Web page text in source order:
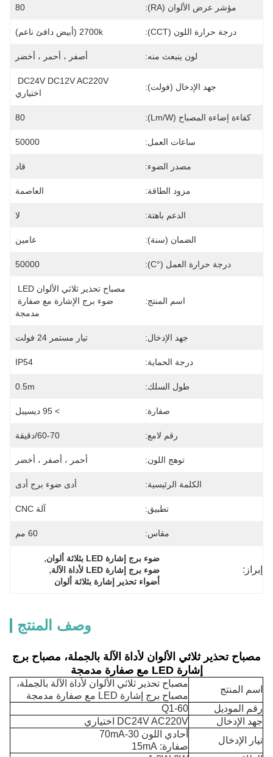
مؤشر عرض الألوان (RA): 80
درجة حرارة اللون (CCT): 2700k (أبيض دافئ ناعم)
لون ينبعث منه: أصفر ، أحمر ، أخضر
جهد الإدخال (فولت):
اختياري
كفاءة إضاءة المصباح (lm/w): 80
ساعات العمل: 50000
مصدر الضوء: قاد
مزود الطاقة: العاصمة
الدعم باهتة: لا
الضمان (سنة): عامين
درجة حرارة العمل (°C): 50000
اسم المنتج:
مدمجة
جهد الإدخال: تيار مستمر 24 فولت
درجة الحماية: IP54
طول السلك: 0.5m
صفارة: > 95 ديسيبل
رقم لامع: 60-70/دقيقة
توهج اللون: أحمر ، أصفر ، أخضر
الكلمة الرئيسية: أدى ضوء برج أدى
تطبيق: آلة CNC
مقاس: 60 مم
إبراز:
ضوء برج إشارة LED بثلاثة ألوان ,
ضوء برج إشارة LED لأداة الآلة ,
أضواء تحذير إشارة بثلاثة ألوان
وصف المنتج
مصباح تحذير ثلاثي الألوان لأداة الآلة بالجملة، مصباح برج
إشارة LED مع صفارة مدمجة
اسم المنتج
مصباح تحذير ثلاثي الألوان لأداة الآلة بالجملة،
مصباح برج إشارة LED مع صفارة مدمجة
رقم الموديل
Q1-60
جهد الإدخال
DC24V AC220V اختياري
تيار الإدخال
أحادي اللون 30-70mA
صفارة: 15mA